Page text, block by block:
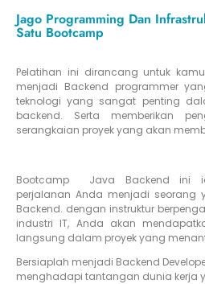
Jago Programming Dan
Satu Bootcamp
Pelatihan ini dirancang untuk
menjadi Backend programmer
teknologi yang sangat penting
backend. Serta memberikan
serangkaian proyek yang akan
Bootcamp Java Backend ini
perjalanan Anda menjadi seorang
Backend. dengan instruktur
industri IT, Anda akan
langsung dalam proyek yang
Bersiaplah menjadi Backend
menghadapi tantangan dunia kerja